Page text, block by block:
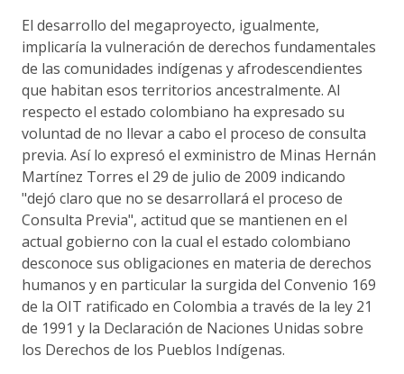
El desarrollo del megaproyecto, igualmente,
implicaría la vulneración de derechos fundamentales
de las comunidades indígenas y afrodescendientes
que habitan esos territorios ancestralmente. Al
respecto el estado colombiano ha expresado su
voluntad de no llevar a cabo el proceso de consulta
previa. Así lo expresó el exministro de Minas Hernán
Martínez Torres el 29 de julio de 2009 indicando
"dejó claro que no se desarrollará el proceso de
Consulta Previa", actitud que se mantienen en el
actual gobierno con la cual el estado colombiano
desconoce sus obligaciones en materia de derechos
humanos y en particular la surgida del Convenio 169
de la OIT ratificado en Colombia a través de la ley 21
de 1991 y la Declaración de Naciones Unidas sobre
los Derechos de los Pueblos Indígenas.